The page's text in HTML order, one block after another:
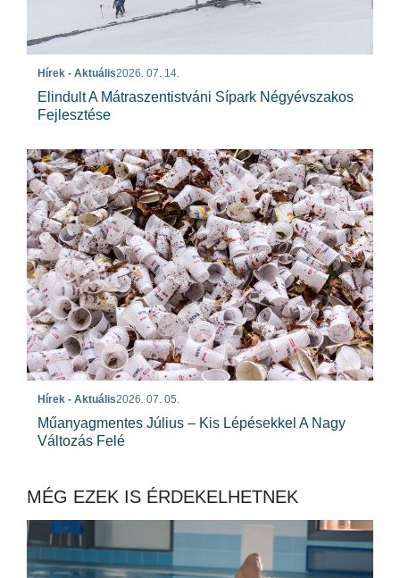
Hírek - Aktuális2026. 07. 14.
Elindult A Mátraszentistváni Sípark Négyévszakos
Fejlesztése
Hírek - Aktuális2026. 07. 05.
Műanyagmentes Július – Kis Lépésekkel A Nagy
Változás Felé
MÉG EZEK IS ÉRDEKELHETNEK